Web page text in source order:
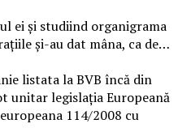
ei și studiind organigrama
și-au dat mâna, ca de…
listata la BVB încă din
unitar legislația Europeană
114/2008 cu